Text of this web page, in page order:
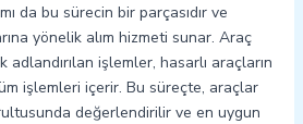
da bu sürecin bir parçasıdır ve
yönelik alım hizmeti sunar. Araç
adlandırılan işlemler, hasarlı araçların
işlemleri içerir. Bu süreçte, araçlar
değerlendirilir ve en uygun